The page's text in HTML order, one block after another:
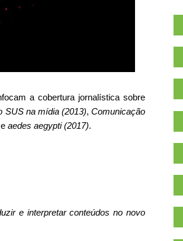
a cobertura jornalística sobre
SUS na mídia (2013), Comunicação
aedes aegypti (2017).
e interpretar conteúdos no novo